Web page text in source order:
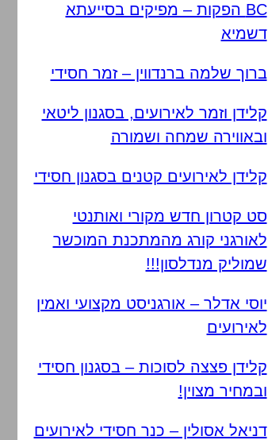
BC הפקות – מפיקים בסייעתא
דשמיא
ברוך שלמה ברנדווין – זמר חסידי
קלידן וזמר לאירועים, בסגנון ליטאי
ובאווירה שמחה ושמורה
קלידן לאירועים קטנים בסגנון חסידי
סט קטרון חדש מקורי ואותנטי
לאורגני קורג מהמתכנת המוכשר
שמוליק מנדלסון!!!
יוסי אדלר – אורגניסט מקצועי ואמין
לאירועים
קלידן פצצה לסוכות – בסגנון חסידי
ובמחיר מצוין!
דניאל אסולין – כנר חסידי לאירועים